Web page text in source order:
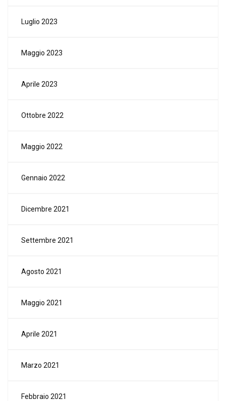
Luglio 2023
Maggio 2023
Aprile 2023
Ottobre 2022
Maggio 2022
Gennaio 2022
Dicembre 2021
Settembre 2021
Agosto 2021
Maggio 2021
Aprile 2021
Marzo 2021
Febbraio 2021